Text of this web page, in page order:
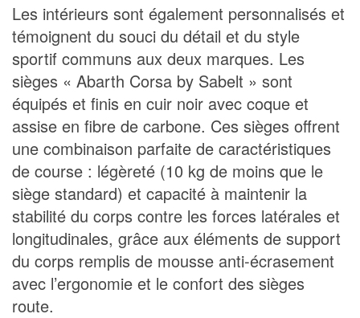
Les intérieurs sont également personnalisés et
témoignent du souci du détail et du style
sportif communs aux deux marques. Les
sièges « Abarth Corsa by Sabelt » sont
équipés et finis en cuir noir avec coque et
assise en fibre de carbone. Ces sièges offrent
une combinaison parfaite de caractéristiques
de course : légèreté (10 kg de moins que le
siège standard) et capacité à maintenir la
stabilité du corps contre les forces latérales et
longitudinales, grâce aux éléments de support
du corps remplis de mousse anti-écrasement
avec l’ergonomie et le confort des sièges
route.